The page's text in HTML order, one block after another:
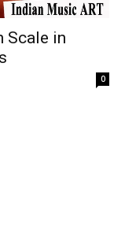
Scale in
0